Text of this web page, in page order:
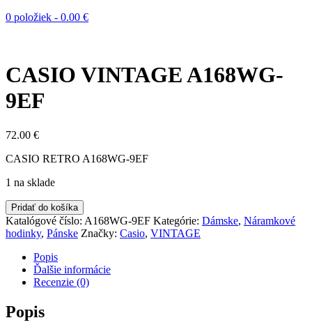
0 položiek - 0.00 €
CASIO VINTAGE A168WG-
9EF
72.00 €
CASIO RETRO A168WG-9EF
1 na sklade
Pridať do košíka
Katalógové číslo: A168WG-9EF Kategórie: Dámske, Náramkové
hodinky, Pánske Značky: Casio, VINTAGE
Popis
Ďalšie informácie
Recenzie (0)
Popis